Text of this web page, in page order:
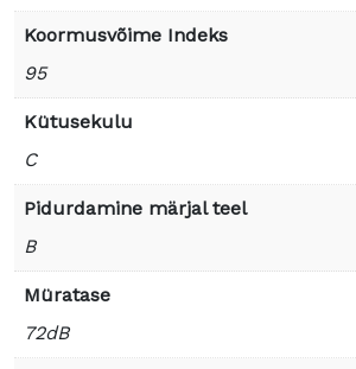
Koormusvõime Indeks
95
Kütusekulu
C
Pidurdamine märjal teel
B
Müratase
72dB